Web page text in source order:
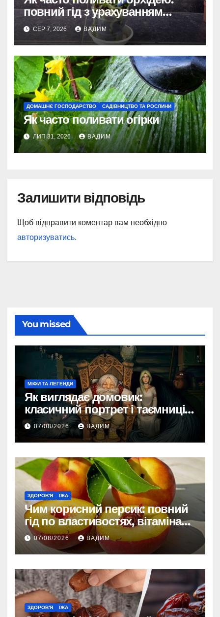
повний гід з урахуванням
сезону та виду
СЕР 7, 2026 ВАДИМ
ДОМАШНЄ ГОСПОДАРСТВО САДІВНИЦТВО ТА РОСЛИНИ
Як часто поливати огірки
ЛИП 31, 2026 ВАДИМ
Залишити відповідь
Щоб відправити коментар вам необхідно
авторизуватись.
You missed
МІФИ ТА ЛЕГЕНДИ
Як виглядає домовик:
класичний портрет і таємниці
зовнішності
07/08/2026 ВАДИМ
ЗДОРОВ'Я ЇЖА
Чим корисний персик: повний
гід по властивостях, вітамінах і
впливі на організм
07/08/2026 ВАДИМ
ЗДОРОВ'Я ЇЖА